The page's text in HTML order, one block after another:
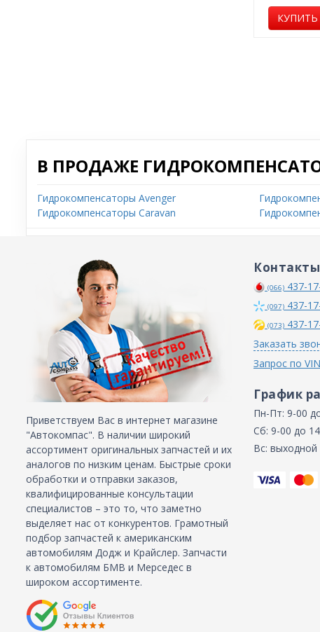
КУПИТЬ
В ПРОДАЖЕ
Гидрокомпенсаторы Avenger
Гидрокомпенсаторы Caravan
Приветствуем Вас в интернет магазине
"Автокомпас". В наличии широкий
ассортимент оригинальных запчастей и их
аналогов по низким ценам. Быстрые сроки
обработки и отправки заказов,
квалифицированные консультации
специалистов – это то, что заметно
выделяет нас от конкурентов. Грамотный
подбор запчастей к американским
автомобилям Додж и Крайслер. Запчасти
к автомобилям БМВ и Мерседес в
широком ассортименте.
Контакты
(066) 437-
(097) 437-
(073) 437-
Заказать
Запрос по VIN
График
Пн-Пт: 9-00
Сб: 9-00 до
Вс: выходной